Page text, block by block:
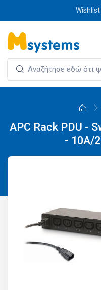
APC Rack PDU -
- 10A/